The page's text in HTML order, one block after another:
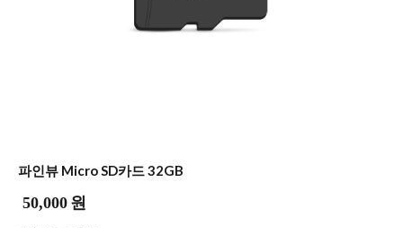
파인뷰 Micro SD카드 32GB
50,000 원